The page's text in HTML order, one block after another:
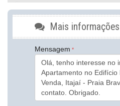
Churrasqueira
Piso Laminado
Piso Porcelanato
Área de Serviço
Copa
Sacada com Churrasqueira
Sala de Estar
Sala de Jantar
Cozinha Americana
Espaço Gourmet
Mais
Mensagem